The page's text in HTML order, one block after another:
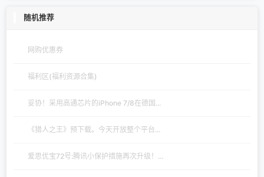
随机推荐
网购优惠券
福利区(福利资源合集)
妥协！采用高通芯片的iPhone 7/8在德国...
《猎人之王》预下载。今天开放整个平台...
爱思优宝72号:腾讯小保护措施再次升级！...